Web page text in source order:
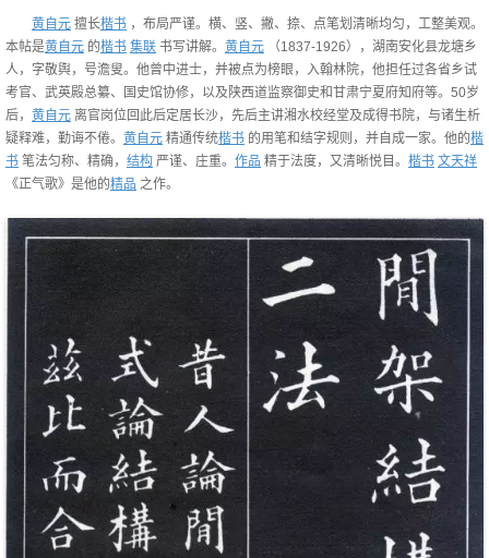
黄自元 擅长楷书 ，布局严谨。横、竖、撇、捺、点笔划清晰均匀，工整美观。
本帖是黄自元 的楷书 集联 书写讲解。 黄自元
（1837-1926），湖南安化县龙塘乡
人，字敬舆，号澹叟。他曾中进士，并被点为榜眼，入翰林院，他担任过各省乡试
考官、武英殿总纂、国史馆协修，以及陕西道监察御史和甘肃宁夏府知府等。50岁
后， 黄自元 离官岗位回此后定居长沙，先后主讲湘水校经堂及成得书院，与诸生析
疑释难，勤诲不倦。 黄自元 精通传统楷书 的用笔和结字规则，并自成一家。他的楷
书 笔法匀称、精确， 结构 严谨、庄重。 作品 精于法度，又清晰悦目。 楷书 文天祥
《正气歌》是他的精品 之作。